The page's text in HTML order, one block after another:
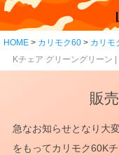
HOME カリモク60 カリモ
Kチェア グリーングリーン
販
急なお知らせとなり大
をもってカリモク60K